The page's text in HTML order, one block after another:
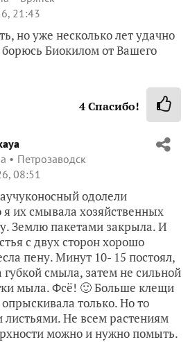
21:43
но уже несколько лет удачно
Биокилом от Вашего
4Спасибо!
Петрозаводск
08:51
одолели
их смывала хозяйственных
Землю пакетами закрыла. И
с двух сторон хорошо
пену. Минут 10- 15 постоял,
смыла, затем не сильной
мыла. Фсё! 🙂 Больше клещи
только. Но то
листьями. Не всем растениям
можно и нужно помыть.